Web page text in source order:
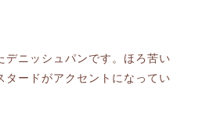
デニッシュパンです。ほろ苦い
タードがアクセントになってい